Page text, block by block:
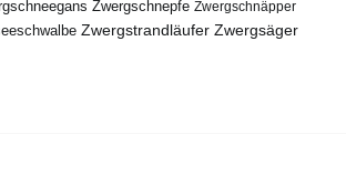
Zwergschnepfe Zwergschnäpper
Zwergstrandläufer Zwergsäger